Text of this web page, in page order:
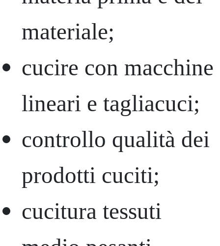
materiale;
cucire con macchine
lineari e tagliacuci;
controllo qualità dei
prodotti cuciti;
cucitura tessuti